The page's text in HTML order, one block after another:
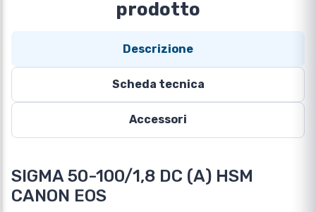
prodotto
Descrizione
Scheda tecnica
Accessori
SIGMA 50-100/1,8 DC (A) HSM
CANON EOS